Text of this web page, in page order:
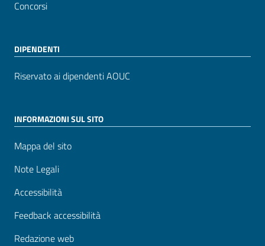
Concorsi
DIPENDENTI
Riservato ai dipendenti AOUC
INFORMAZIONI SUL SITO
Mappa del sito
Note Legali
Accessibilità
Feedback accessibilità
Redazione web